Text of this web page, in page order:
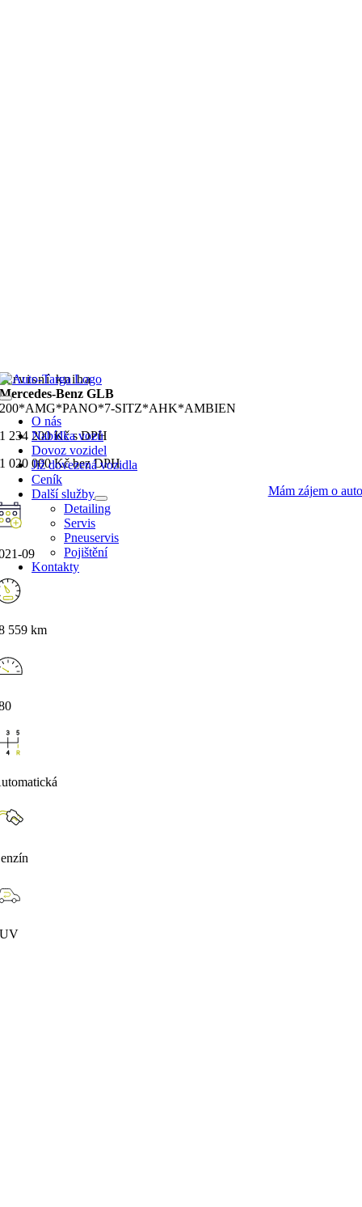
Přeskočit
na
obsah
Toggle
Navigation
O nás
Nabídka vozů
Dovoz vozidel
Již dovezená vozidla
Ceník
Další služby
Detailing
Servis
Pneuservis
Pojištění
Kontakty
servisní kniha
Mercedes-Benz GLB
200*AMG*PANO*7-SITZ*AHK*AMBIEN
1 234 200 Kč s DPH
1 020 000 Kč bez DPH
Mám zájem o auto
09
559 km